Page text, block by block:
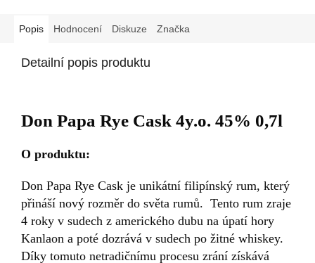
Popis Hodnocení Diskuze Značka
Detailní popis produktu
Don Papa Rye Cask 4y.o. 45% 0,7l
O produktu:
Don Papa Rye Cask je unikátní filipínský rum, který
přináší nový rozměr do světa rumů. Tento rum zraje
4 roky v sudech z amerického dubu na úpatí hory
Kanlaon a poté dozrává v sudech po žitné whiskey.
Díky tomuto netradičnímu procesu zrání získává